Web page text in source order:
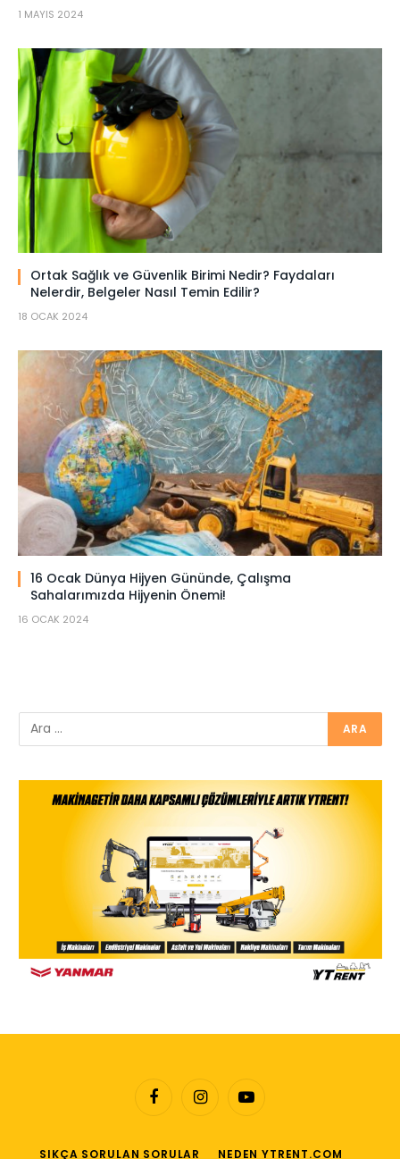
1 MAYIS 2024
Ortak Sağlık ve Güvenlik Birimi Nedir? Faydaları
Nelerdir, Belgeler Nasıl Temin Edilir?
18 OCAK 2024
16 Ocak Dünya Hijyen Gününde, Çalışma
Sahalarımızda Hijyenin Önemi!
16 OCAK 2024
FacebookInstagramYouTube
SIKÇA SORULAN SORULAR NEDEN YTRENT.COM